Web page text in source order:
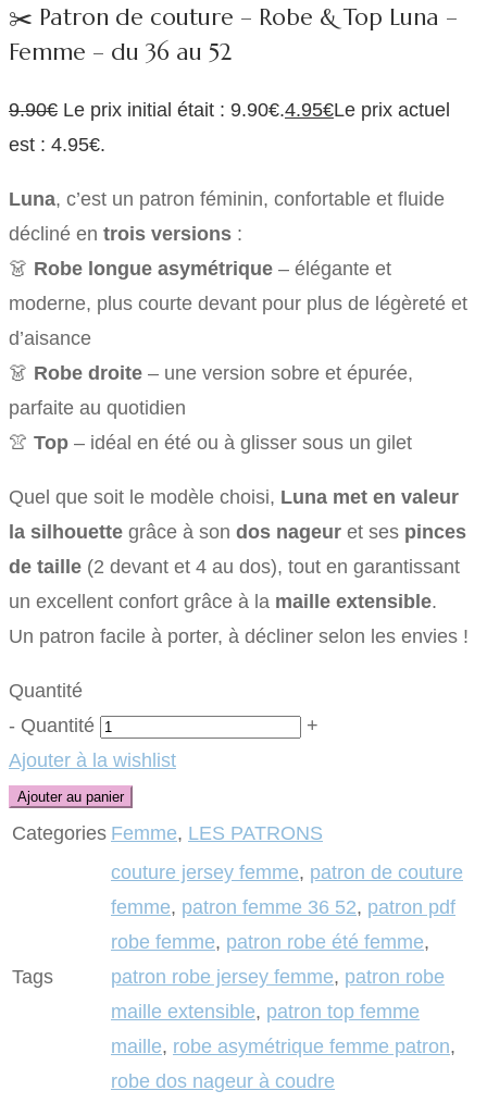
✂️ Patron de couture – Robe & Top Luna –
Femme – du 36 au 52
9.90€ Le prix initial était : 9.90€.4.95€Le prix actuel
est : 4.95€.
Luna, c’est un patron féminin, confortable et fluide
décliné en trois versions :
👗 Robe longue asymétrique – élégante et
moderne, plus courte devant pour plus de légèreté et
d’aisance
👗 Robe droite – une version sobre et épurée,
parfaite au quotidien
👚 Top – idéal en été ou à glisser sous un gilet
Quel que soit le modèle choisi, Luna met en valeur
la silhouette grâce à son dos nageur et ses pinces
de taille (2 devant et 4 au dos), tout en garantissant
un excellent confort grâce à la maille extensible.
Un patron facile à porter, à décliner selon les envies !
Quantité
- Quantité
+
Ajouter à la wishlist
Ajouter au panier
Categories Femme, LES PATRONS
Tags
couture jersey femme, patron de couture
femme, patron femme 36 52, patron pdf
robe femme, patron robe été femme,
patron robe jersey femme, patron robe
maille extensible, patron top femme
maille, robe asymétrique femme patron,
robe dos nageur à coudre